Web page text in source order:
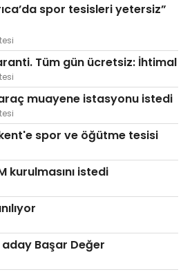
spor tesisleri yetersiz”
Tüm gün ücretsiz: İhtimal
araç muayene istasyonu istedi
spor ve öğütme tesisi
kurulmasını istedi
Başar Değer
Emlak
Teknoloji
Web TV Galeri Yazarlar
Hacı Halil Mahallesi, İsmetpaşa
(BİLKAR)Gebze - KOCAELİ